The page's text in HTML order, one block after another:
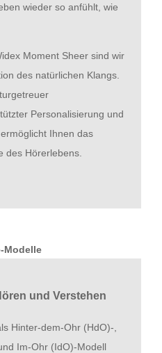
wieder so anfühlt, wie
Moment Sheer sind wir
des natürlichen Klangs.
Personalisierung und
Ihnen das
des Hörerlebens.
Modelle
und Verstehen
Hinter-dem-Ohr (HdO)-,
Im-Ohr (IdO)-Modell